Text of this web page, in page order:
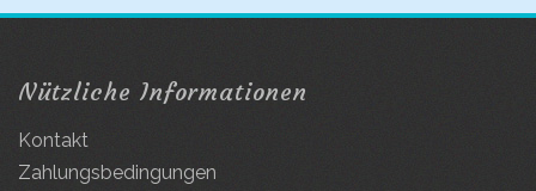
Nützliche Informationen
Kontakt
Zahlungsbedingungen